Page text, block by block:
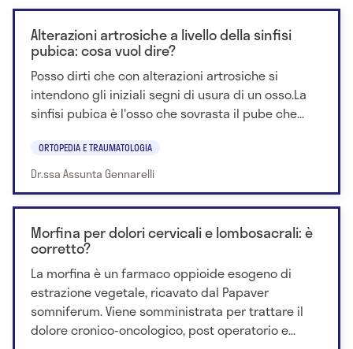
Alterazioni artrosiche a livello della sinfisi
pubica: cosa vuol dire?
Posso dirti che con alterazioni artrosiche si
intendono gli iniziali segni di usura di un osso.La
sinfisi pubica è l'osso che sovrasta il pube che...
ORTOPEDIA E TRAUMATOLOGIA
Dr.ssa Assunta Gennarelli
Morfina per dolori cervicali e lombosacrali: è
corretto?
La morfina è un farmaco oppioide esogeno di
estrazione vegetale, ricavato dal Papaver
somniferum. Viene somministrata per trattare il
dolore cronico-oncologico, post operatorio e...